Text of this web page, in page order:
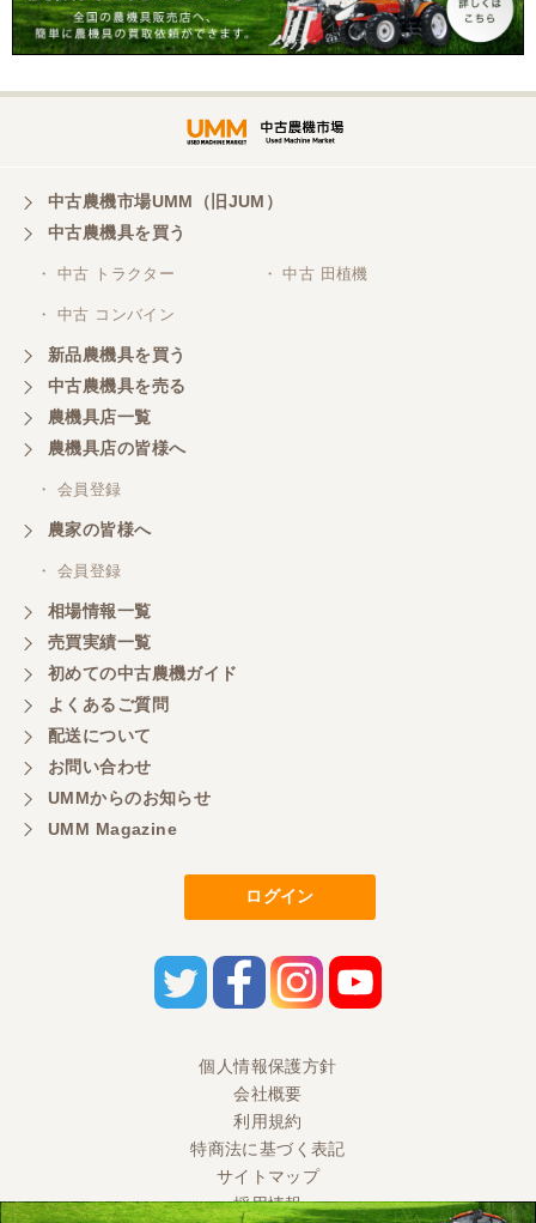
11413337】
渡し【P11413403】
中古農機市場UMM（旧JUM）
中古農機具を買う
・ 中古 トラクター ・ 中古 田植機
・ 中古 コンバイン
新品農機具を買う
中古農機具を売る
農機具店一覧
農機具店の皆様へ
・ 会員登録
農家の皆様へ
・ 会員登録
相場情報一覧
売買実績一覧
初めての中古農機ガイド
よくあるご質問
配送について
お問い合わせ
UMMからのお知らせ
UMM Magazine
ログイン
個人情報保護方針
会社概要
利用規約
特商法に基づく表記
サイトマップ
採用情報